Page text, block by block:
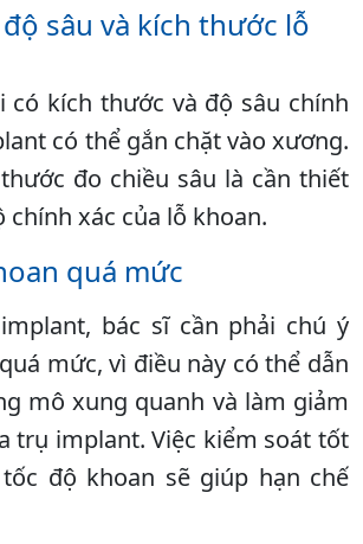
sâu và kích thước lỗ
có kích thước và độ sâu chính
có thể gắn chặt vào xương.
đo chiều sâu là cần thiết
chính xác của lỗ khoan.
quá mức
bác sĩ cần phải chú ý
mức, vì điều này có thể dẫn
mô xung quanh và làm giảm
trụ implant. Việc kiểm soát tốt
độ khoan sẽ giúp hạn chế